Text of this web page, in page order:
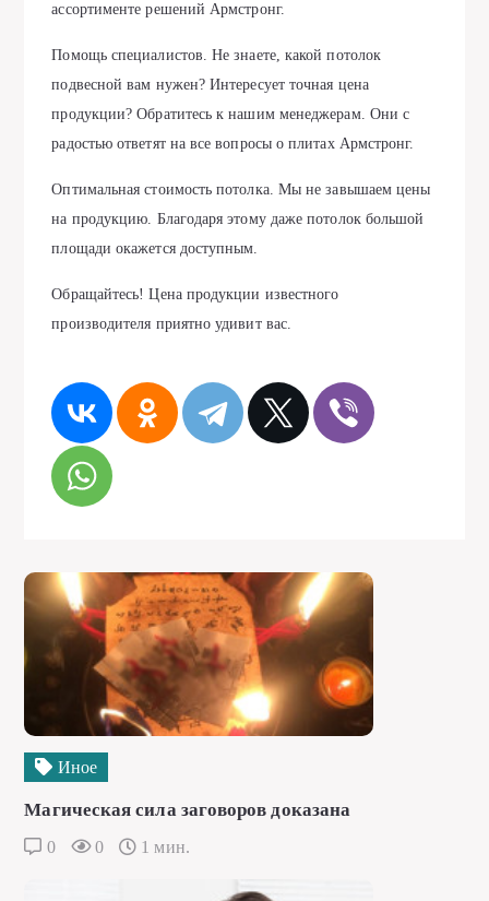
ассортименте решений Армстронг.
Помощь специалистов. Не знаете, какой потолок
подвесной вам нужен? Интересует точная цена
продукции? Обратитесь к нашим менеджерам. Они с
радостью ответят на все вопросы о плитах Армстронг.
Оптимальная стоимость потолка. Мы не завышаем цены
на продукцию. Благодаря этому даже потолок большой
площади окажется доступным.
Обращайтесь! Цена продукции известного
производителя приятно удивит вас.
Иное
Магическая сила заговоров доказана
0 0 1 мин.